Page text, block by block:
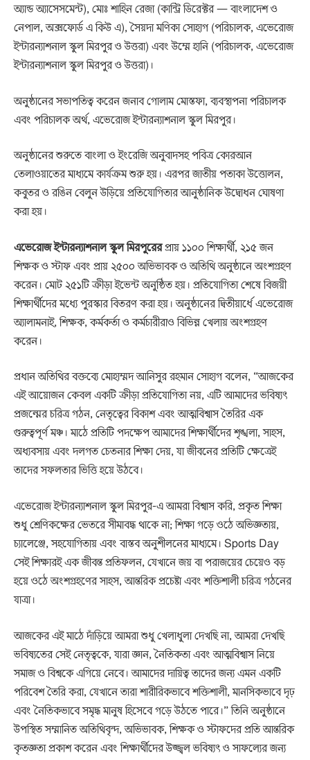
অ্যান্ড অ্যাসেসমেন্ট), মোঃ শাহিন রেজা (কান্ট্রি ডিরেক্টর — বাংলাদেশ ও
নেপাল, অক্সফোর্ড এ কিউ এ), সৈয়দা মণিকা সোহাগ (পরিচালক, এভেরোজ
ইন্টারন্যাশনাল স্কুল মিরপুর ও উত্তরা) এবং উম্মে হানি (পরিচালক, এভেরোজ
ইন্টারন্যাশনাল স্কুল মিরপুর ও উত্তরা)।
অনুষ্ঠানের সভাপতিত্ব করেন জনাব গোলাম মোস্তফা, ব্যবস্থাপনা পরিচালক
এবং পরিচালক অর্থ, এভেরোজ ইন্টারন্যাশনাল স্কুল মিরপুর।
অনুষ্ঠানের শুরুতে বাংলা ও ইংরেজি অনুবাদসহ পবিত্র কোরআন
তেলাওয়াতের মাধ্যমে কার্যক্রম শুরু হয়। এরপর জাতীয় পতাকা উত্তোলন,
কবুতর ও রঙিন বেলুন উড়িয়ে প্রতিযোগিতার আনুষ্ঠানিক উদ্বোধন ঘোষণা
করা হয়।
এভেরোজ ইন্টারন্যাশনাল স্কুল মিরপুরেরপ্রায় ১১০০ শিক্ষার্থী, ২১৫ জন
শিক্ষক ও স্টাফ এবং প্রায় ২৫০০ অভিভাবক ও অতিথি অনুষ্ঠানে অংশগ্রহণ
করেন। মোট ২৫১টি ক্রীড়া ইভেন্ট অনুষ্ঠিত হয়। প্রতিযোগিতা শেষে বিজয়ী
শিক্ষার্থীদের মধ্যে পুরস্কার বিতরণ করা হয়। অনুষ্ঠানের দ্বিতীয়ার্ধে এভেরোজ
অ্যালামনাই, শিক্ষক, কর্মকর্তা ও কর্মচারীরাও বিভিন্ন খেলায় অংশগ্রহণ
করেন।
প্রধান অতিথির বক্তব্যে মোহাম্মদ আনিসুর রহমান সোহাগ বলেন, “আজকের
এই আয়োজন কেবল একটি ক্রীড়া প্রতিযোগিতা নয়, এটি আমাদের ভবিষ্যৎ
প্রজন্মের চরিত্র গঠন, নেতৃত্বের বিকাশ এবং আত্মবিশ্বাস তৈরির এক
গুরুত্বপূর্ণ মঞ্চ। মাঠে প্রতিটি পদক্ষেপ আমাদের শিক্ষার্থীদের শৃঙ্খলা, সাহস,
অধ্যবসায় এবং দলগত চেতনার শিক্ষা দেয়, যা জীবনের প্রতিটি ক্ষেত্রেই
তাদের সফলতার ভিত্তি হয়ে উঠবে।
এভেরোজ ইন্টারন্যাশনাল স্কুল মিরপুর-এ আমরা বিশ্বাস করি, প্রকৃত শিক্ষা
শুধু শ্রেণিকক্ষের ভেতরে সীমাবদ্ধ থাকে না; শিক্ষা গড়ে ওঠে অভিজ্ঞতায়,
চ্যালেঞ্জে, সহযোগিতায় এবং বাস্তব অনুশীলনের মাধ্যমে। Sports Day
সেই শিক্ষারই এক জীবন্ত প্রতিফলন, যেখানে জয় বা পরাজয়ের চেয়েও বড়
হয়ে ওঠে অংশগ্রহণের সাহস, আন্তরিক প্রচেষ্টা এবং শক্তিশালী চরিত্র গঠনের
যাত্রা।
আজকের এই মাঠে দাঁড়িয়ে আমরা শুধু খেলাধুলা দেখছি না, আমরা দেখছি
ভবিষ্যতের সেই নেতৃত্বকে, যারা জ্ঞান, নৈতিকতা এবং আত্মবিশ্বাস নিয়ে
সমাজ ও বিশ্বকে এগিয়ে নেবে। আমাদের দায়িত্ব তাদের জন্য এমন একটি
পরিবেশ তৈরি করা, যেখানে তারা শারীরিকভাবে শক্তিশালী, মানসিকভাবে দৃঢ়
এবং নৈতিকভাবে সমৃদ্ধ মানুষ হিসেবে গড়ে উঠতে পারে।” তিনি অনুষ্ঠানে
উপস্থিত সম্মানিত অতিথিবৃন্দ, অভিভাবক, শিক্ষক ও স্টাফদের প্রতি আন্তরিক
কৃতজ্ঞতা প্রকাশ করেন এবং শিক্ষার্থীদের উজ্জ্বল ভবিষ্যৎ ও সাফল্যের জন্য